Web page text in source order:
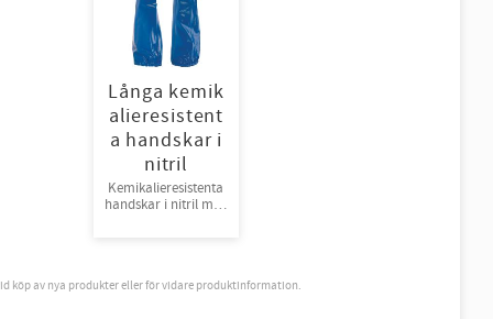
Långa kemik
alieresistent
a handskar i
nitril
Kemikalieresistenta
handskar i nitril med
köp av nya produkter eller för vidare produktinformation.